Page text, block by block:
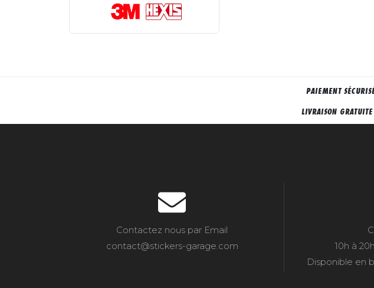
PAIEMENT
LIVRAISON
Contactez nous par Email
contact@stickers-garage.com
10h à
Disponible en